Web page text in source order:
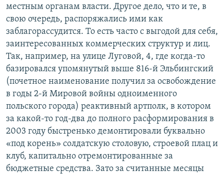
местным органам власти. Другое дело, что и те, в
свою очередь, распоряжались ими как
заблагорассудится. То есть часто с выгодой для себя,
заинтересованных коммерческих структур и лиц.
Так, например, на улице Луговой, 4, где когда-то
базировался упомянутый выше 816-й Эльбингский
(почетное наименование получил за освобождение
в годы 2-й Мировой войны одноименного
польского города) реактивный артполк, в котором
за какой-то год-два до полного расформирования в
2003 году быстренько демонтировали буквально
«под корень» солдатскую столовую, строевой плац и
клуб, капитально отремонтированные за
бюджетные средства. Зато за считанные месяцы